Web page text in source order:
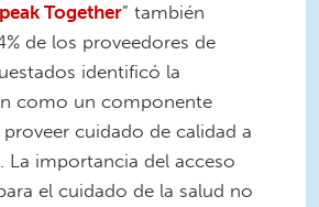
Together” también
de los proveedores de
identificó la
como un componente
proveer cuidado de calidad a
La importancia del acceso
el cuidado de la salud no